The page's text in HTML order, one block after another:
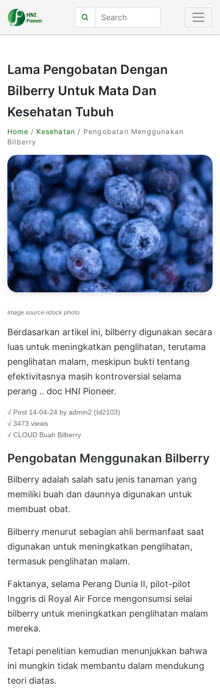
Lama Pengobatan Dengan
Bilberry Untuk Mata Dan
Kesehatan Tubuh
Home / Kesehatan / Pengobatan Menggunakan
Bilberry
Image source istock photo
Berdasarkan artikel ini, bilberry digunakan secara
luas untuk meningkatkan penglihatan, terutama
penglihatan malam, meskipun bukti tentang
efektivitasnya masih kontroversial selama
perang .. doc HNI Pioneer.
√ Post 14-04-24 by admin2 (Id2103)
√ 3473 views
√ CLOUD Buah Bilberry
Pengobatan Menggunakan Bilberry
Bilberry adalah salah satu jenis tanaman yang
memiliki buah dan daunnya digunakan untuk
membuat obat.
Bilberry menurut sebagian ahli bermanfaat saat
digunakan untuk meningkatkan penglihatan,
termasuk penglihatan malam.
Faktanya, selama Perang Dunia II, pilot-pilot
Inggris di Royal Air Force mengonsumsi selai
bilberry untuk meningkatkan penglihatan malam
mereka.
Tetapi penelitian kemudian menunjukkan bahwa
ini mungkin tidak membantu dalam mendukung
teori diatas.